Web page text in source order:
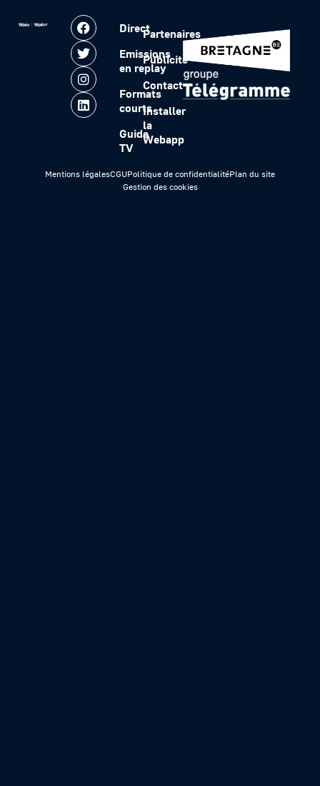
Direct
Emissions
en replay
Formats
courts
Guide
TV
Partenaires
Publicité
Contact
Installer
la
Webapp
Mentions légalesCGUPolitique de confidentialitéPlan du site
Gestion des cookies